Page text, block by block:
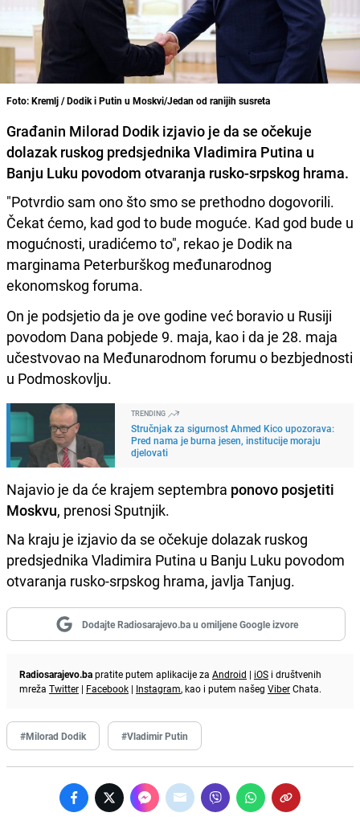
Foto: Kremlj / Dodik i Putin u Moskvi/Jedan od ranijih susreta
Građanin Milorad Dodik izjavio je da se očekuje
dolazak ruskog predsjednika Vladimira Putina u
Banju Luku povodom otvaranja rusko-srpskog hrama.
"Potvrdio sam ono što smo se prethodno dogovorili.
Čekat ćemo, kad god to bude moguće. Kad god bude u
mogućnosti, uradićemo to", rekao je Dodik na
marginama Peterburškog međunarodnog
ekonomskog foruma.
On je podsjetio da je ove godine već boravio u Rusiji
povodom Dana pobjede 9. maja, kao i da je 28. maja
učestvovao na Međunarodnom forumu o bezbjednosti
u Podmoskovlju.
TRENDING
Stručnjak za sigurnost Ahmed Kico upozorava:
Pred nama je burna jesen, institucije moraju
djelovati
Najavio je da će krajem septembra ponovo posjetiti
Moskvu, prenosi Sputnjik.
Na kraju je izjavio da se očekuje dolazak ruskog
predsjednika Vladimira Putina u Banju Luku povodom
otvaranja rusko-srpskog hrama, javlja Tanjug.
Dodajte Radiosarajevo.ba u omiljene Google izvore
Radiosarajevo.bapratite putem aplikacije za Android | iOS i društvenih
mreža Twitter | Facebook | Instagram, kao i putem našeg ViberChata.
#Milorad Dodik #Vladimir Putin